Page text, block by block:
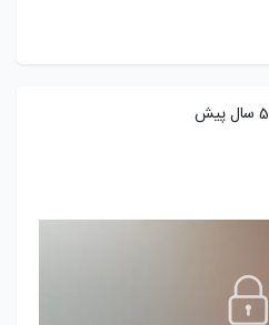
5 سال پیش